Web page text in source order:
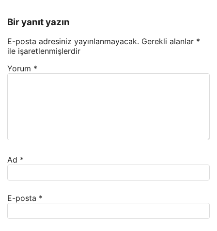
Bir yanıt yazın
E-posta adresiniz yayınlanmayacak. Gerekli alanlar *
ile işaretlenmişlerdir
Yorum *
Ad *
E-posta *